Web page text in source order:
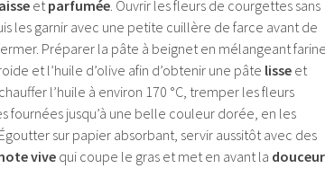
etparfumée. Ouvrir les fleurs de courgettes sans
les garnir avec une petite cuillère de farce avant de
Préparer la pâte à beignet en mélangeant
et l’huile d’olive afin d’obtenir une pâte lisse et
l’huile à environ 170 °C, tremper les fleurs
fournées jusqu’à une belle couleur dorée, en les
sur papier absorbant, servir aussitôt avec des
vive qui coupe le gras et met en avant la douceur